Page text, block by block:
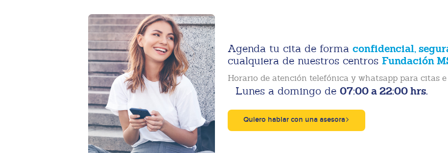
Agenda tu cita de forma confidencial,
cualquiera de nuestros centros Fundación
Horario de atención telefónica y whatsapp para citas
Lunes a domingo de 07:00 a 22:00 hrs.
Quiero hablar con una asesora